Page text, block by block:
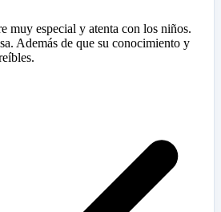
muy especial y atenta con los niños.
Además de que su conocimiento y